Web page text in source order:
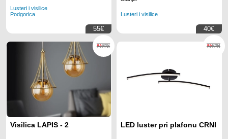
Lusteri i visilice
Podgorica
55€
Lusteri i visilice
40€
Visilica LAPIS - 2 LED luster pri plafonu CRNI